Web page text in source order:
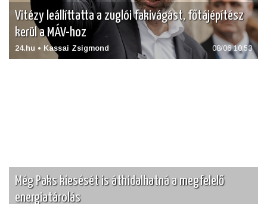
Vitézy leállíttatta a zuglói fakivágást, főtájépítész
kerül a MÁV-hoz
24.hu • Kassai Zsigmond 08/06 10:53
Még Paks kiesését is áthidalhatná a megfelelő
energiatárolás